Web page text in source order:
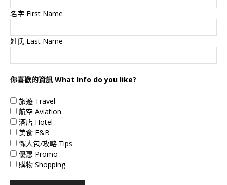
名字 First Name
姓氏 Last Name
你喜歡的資訊 What Info do you like?
旅遊 Travel
航空 Aviation
酒店 Hotel
美食 F&B
懶人包/攻略 Tips
優惠 Promo
購物 Shopping